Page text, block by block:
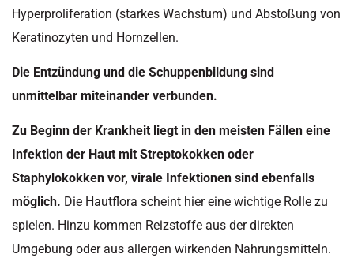
Hyperproliferation (starkes Wachstum) und Abstoßung von
Keratinozyten und Hornzellen.
Die Entzündung und die Schuppenbildung sind
unmittelbar miteinander verbunden.
Zu Beginn der Krankheit liegt in den meisten Fällen eine
Infektion der Haut mit Streptokokken oder
Staphylokokken vor, virale Infektionen sind ebenfalls
möglich. Die Hautflora scheint hier eine wichtige Rolle zu
spielen. Hinzu kommen Reizstoffe aus der direkten
Umgebung oder aus allergen wirkenden Nahrungsmitteln.